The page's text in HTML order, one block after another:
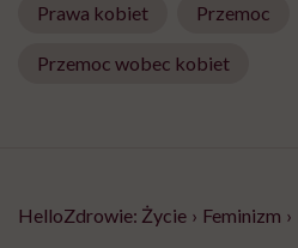
Prawa kobiet Przemoc
Przemoc wobec kobiet
HelloZdrowie: Życie › Feminizm ›